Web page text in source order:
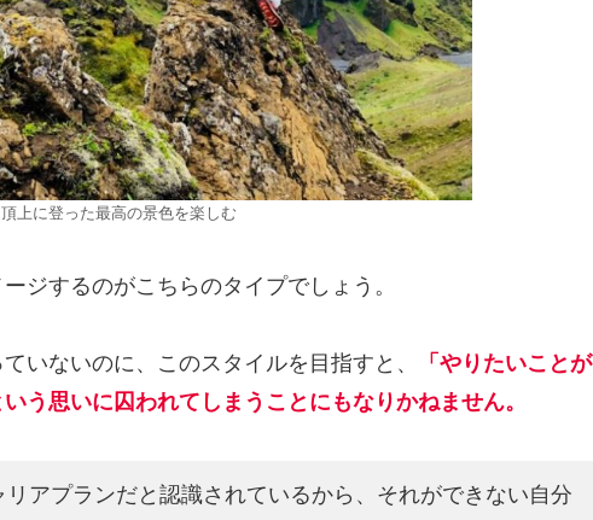
頂上に登った最高の景色を楽しむ
ジするのがこちらのタイプでしょう。
いないのに、このスタイルを目指すと、
「やりたいことが
う思いに囚われてしまうことにもなりかねません。
アプランだと認識されているから、それができない自分